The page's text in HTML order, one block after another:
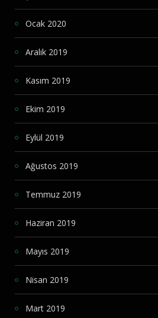
Ocak 2020
Aralık 2019
Kasım 2019
Ekim 2019
Eylül 2019
Ağustos 2019
Temmuz 2019
Haziran 2019
Mayıs 2019
Nisan 2019
Mart 2019